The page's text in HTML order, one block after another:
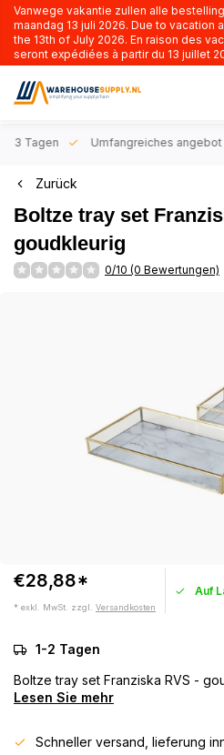
Vanwege vakantie zullen alle
maandag 13 juli 2026. Due to vacation
the 13th of July 2026. En raison des
seront expédiées à partir du 13 juillet
3 Tagen Umfangreiches angebot
Zurück
Boltze tray set
goudkleurig
0/10 (0 Bewertungen)
€28,88*
* exkl. MwSt. zzgl. Versandkosten
Auf
1-2 Tagen
Boltze tray set Franziska RVS -
Lesen Sie mehr
Schneller versand, lieferung